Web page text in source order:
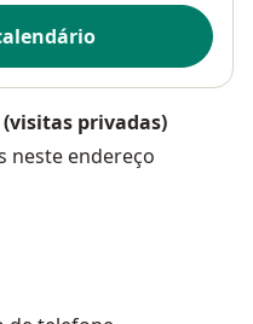
privadas)
neste endereço